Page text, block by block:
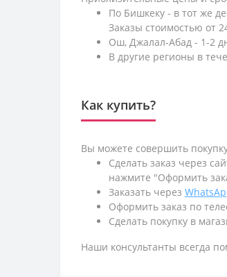
По Бишкеку - в тот же
Заказы стоимостью от
Ош, Джалал-Абад - 1-2
В другие регионы в
Как купить?
Вы можете совершить
Сделать заказ через
нажмите "Оформить
Заказать через
Оформить заказ по
Сделать покупку в
Наши консультанты всегда